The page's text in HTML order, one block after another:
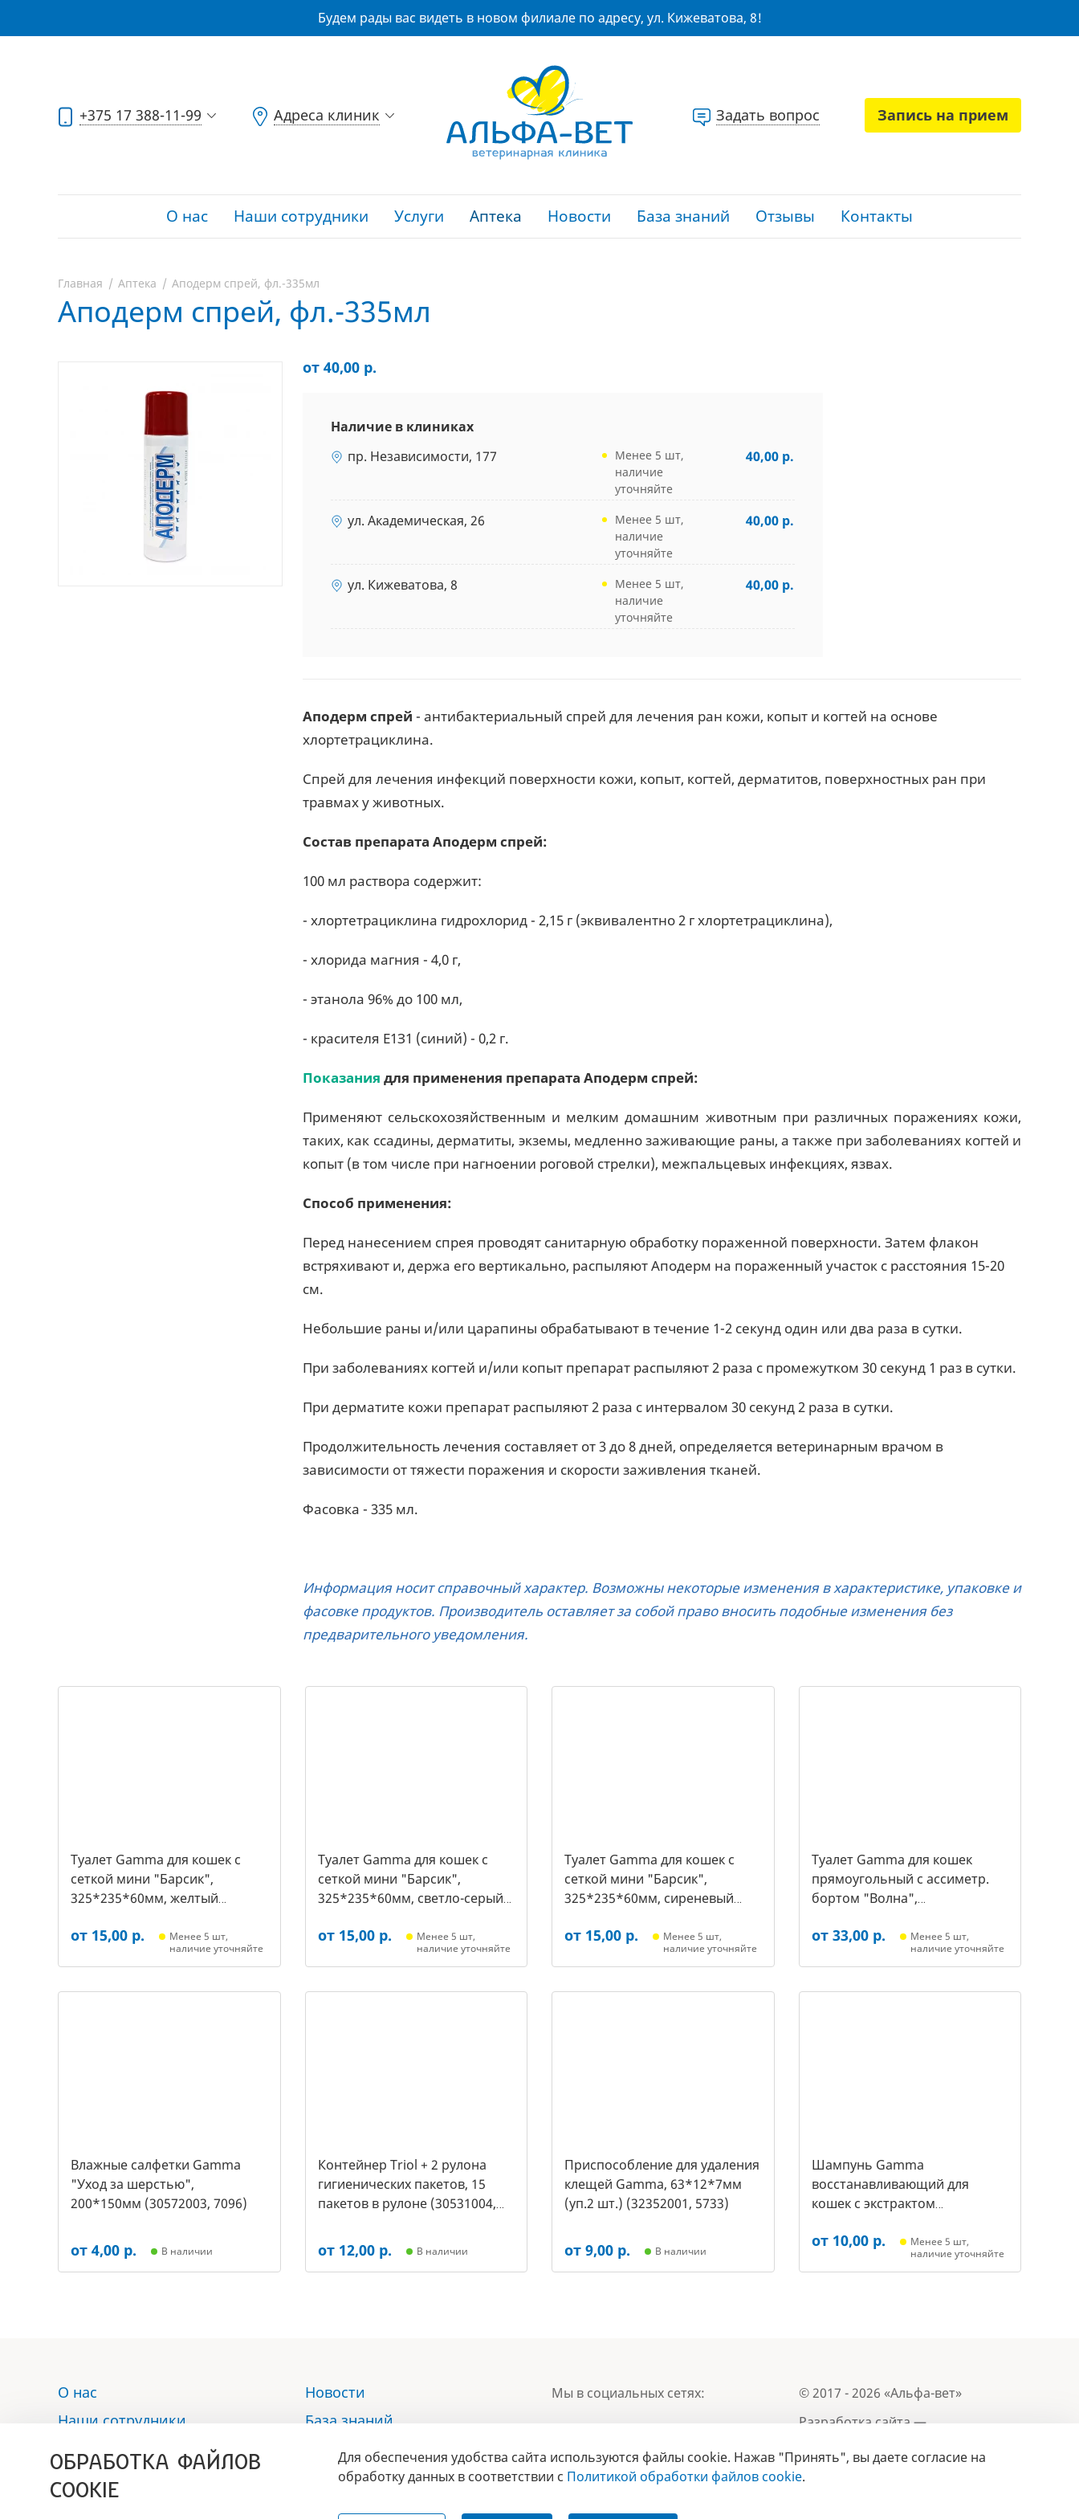
Будем рады вас видеть в новом филиале по адресу, ул. Кижеватова, 8!
+375 17 388-11-99 Адреса клиник Задать вопрос Запись на прием
О нас Наши сотрудники Услуги Аптека Новости База знаний Отзывы Контакты
Главная Аптека Аподерм спрей, фл.-335мл
Аподерм спрей, фл.-335мл
от 40,00 р.
Наличие в клиниках
пр. Независимости, 177
Менее 5 шт,
наличие
уточняйте
40,00 р.
ул. Академическая, 26
Менее 5 шт,
наличие
уточняйте
40,00 р.
ул. Кижеватова, 8
Менее 5 шт,
наличие
уточняйте
40,00 р.
Аподерм спрей - антибактериальный спрей для лечения ран кожи, копыт и когтей на основе
хлортетрациклина.
Спрей для лечения инфекций поверхности кожи, копыт, когтей, дерматитов, поверхностных ран при
травмах у животных.
Состав препарата Аподерм спрей:
100 мл раствора содержит:
- хлортетрациклина гидрохлорид - 2,15 г (эквивалентно 2 г хлортетрациклина),
- хлорида магния - 4,0 г,
- этанола 96% до 100 мл,
- красителя Е1З1 (синий) - 0,2 г.
Показания для применения препарата Аподерм спрей:
Применяют сельскохозяйственным и мелким домашним животным при различных поражениях кожи,
таких, как ссадины, дерматиты, экземы, медленно заживающие раны, а также при заболеваниях когтей и
копыт (в том числе при нагноении роговой стрелки), межпальцевых инфекциях, язвах.
Способ применения:
Перед нанесением спрея проводят санитарную обработку пораженной поверхности. Затем флакон
встряхивают и, держа его вертикально, распыляют Аподерм на пораженный участок с расстояния 15-20
см.
Небольшие раны и/или царапины обрабатывают в течение 1-2 секунд один или два раза в сутки.
При заболеваниях когтей и/или копыт препарат распыляют 2 раза с промежутком 30 секунд 1 раз в сутки.
При дерматите кожи препарат распыляют 2 раза с интервалом 30 секунд 2 раза в сутки.
Продолжительность лечения составляет от 3 до 8 дней, определяется ветеринарным врачом в
зависимости от тяжести поражения и скорости заживления тканей.
Фасовка - 335 мл.
Информация носит справочный характер. Возможны некоторые изменения в характеристике, упаковке и
фасовке продуктов. Производитель оставляет за собой право вносить подобные изменения без
предварительного уведомления.
Туалет Gamma для кошек c
сеткой мини "Барсик",
325*235*60мм, желтый
от 15,00 р.
Менее 5 шт,
наличие уточняйте
Туалет Gamma для кошек c
сеткой мини "Барсик",
325*235*60мм, светло-серый
от 15,00 р.
Менее 5 шт,
наличие уточняйте
Туалет Gamma для кошек c
сеткой мини "Барсик",
325*235*60мм, сиреневый
от 15,00 р.
Менее 5 шт,
наличие уточняйте
Туалет Gamma для кошек
прямоугольный с ассиметр.
бортом "Волна",
(20452018, 3387)
от 33,00 р.
Менее 5 шт,
наличие уточняйте
Влажные салфетки Gamma
"Уход за шерстью",
200*150мм (30572003, 7096)
от 4,00 р. В наличии
Контейнер Triol + 2 рулона
гигиенических пакетов, 15
пакетов в рулоне (30531004,
от 12,00 р. В наличии
Приспособление для удаления
клещей Gamma, 63*12*7мм
(уп.2 шт.) (32352001, 5733)
от 9,00 р. В наличии
Шампунь Gamma
восстанавливающий для
кошек с экстрактом
3431)
от 10,00 р.
Менее 5 шт,
наличие уточняйте
О нас
Наши сотрудники
Новости
База знаний
Отзывы
Контакты
Мы в социальных сетях:
БРЕНД
ГОДА 2017 - 2019
© 2017 - 2026 «Альфа-вет»
Разработка сайта —
Лицензия № 02150/1874, УНП 190845301
Информация, представленная на сайте, носит
справочный характер и не является публичной
ОБРАБОТКА ФАЙЛОВ
COOKIE
Для обеспечения удобства сайта используются файлы cookie. Нажав "Принять", вы даете согласие на
обработку данных в соответствии с Политикой обработки файлов cookie.